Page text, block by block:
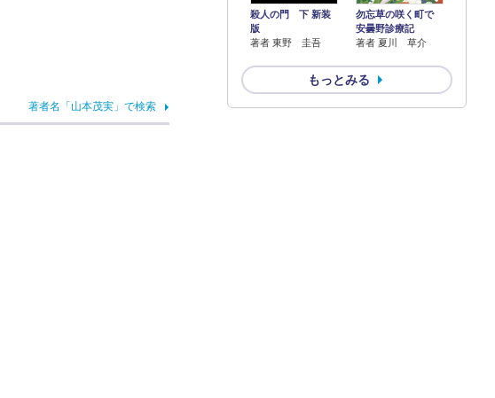
殺人の門 下 新装
版
著者 東野 圭吾
勿忘草の咲く町で
安曇野診療記
著者 夏川 草介
もっとみる
著者名「山本茂実」で検索